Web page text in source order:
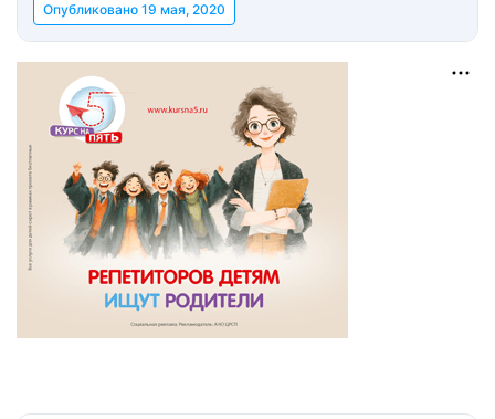
Опубликовано 19 мая, 2020